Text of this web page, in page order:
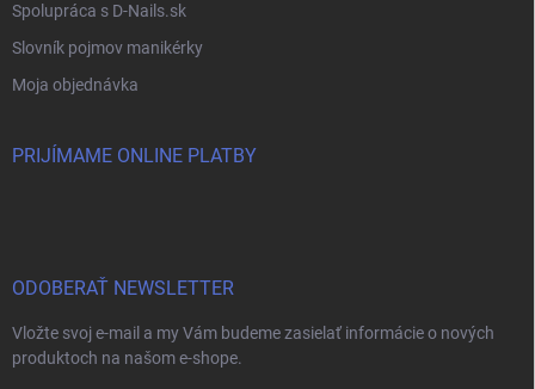
Spolupráca s D-Nails.sk
Slovník pojmov manikérky
Moja objednávka
PRIJÍMAME ONLINE PLATBY
ODOBERAŤ NEWSLETTER
Vložte svoj e-mail a my Vám budeme zasielať informácie o nových
produktoch na našom e-shope.